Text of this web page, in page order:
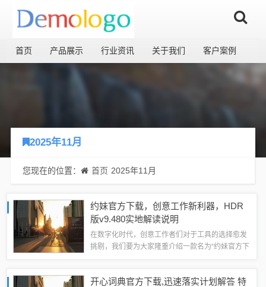
首页 产品展示 行业资讯 关于我们 客户案例
2025年11月
您现在的位置： 首页 2025年11月
约妹官方下载，创意工作新利器，HDR
版v9.480实地解读说明
在数字化时代，创意工作者们对于工具的选择愈发
挑剔，我们要为大家隆重介绍一款名为“约妹官方下
现出高质量的效果。创意工具属性...
开心词典官方下载,迅速落实计划解答 特